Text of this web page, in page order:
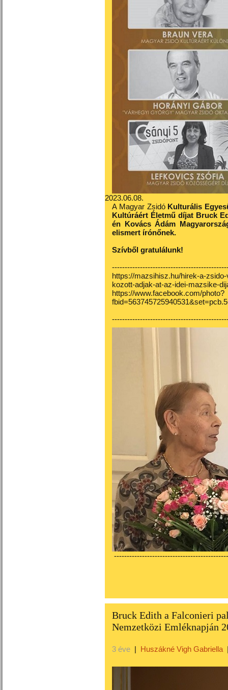
2023.06.08.
A Magyar ZsidóKulturális
Kultúráért Életmű díjat Bruck
én Kovács Ádám
elismert írónőnek.
Szívből gratulálunk!
https://mazsihisz.hu/hirek-a-
kozott-adjak-at-az-idei-mazsike-
https://www.facebook.com/photo?
Bruck Edith a Falconieri
Nemzetközi Emléknapján
3 éve | Huszákné Vigh Gabriella